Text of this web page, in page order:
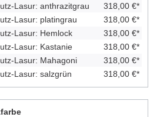
Lasur: anthrazitgrau
318,00 €*
Lasur: platingrau
318,00 €*
Lasur: Hemlock
318,00 €*
Lasur: Kastanie
318,00 €*
Lasur: Mahagoni
318,00 €*
Lasur: salzgrün
318,00 €*